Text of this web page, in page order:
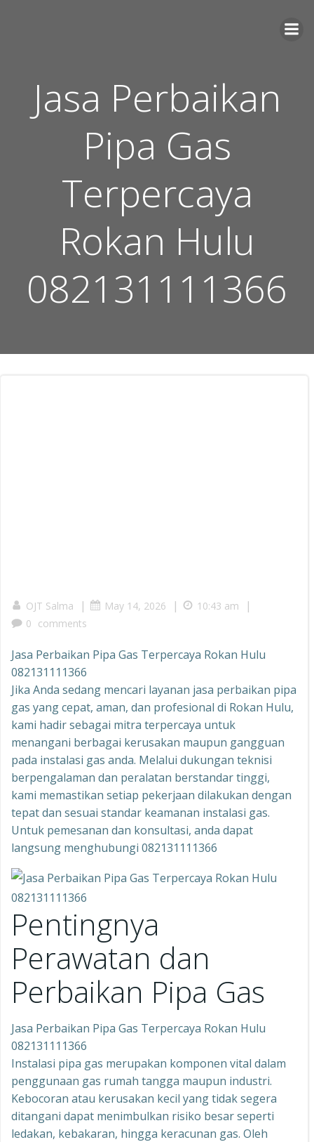
Jasa Perbaikan
Pipa Gas
Terpercaya
Rokan Hulu
082131111366
OJT Salma | May 14, 2026 | 10:43 am |
0 comments
Jasa Perbaikan Pipa Gas Terpercaya Rokan Hulu
082131111366
Jika Anda sedang mencari layanan jasa perbaikan pipa
gas yang cepat, aman, dan profesional di Rokan Hulu,
kami hadir sebagai mitra terpercaya untuk
menangani berbagai kerusakan maupun gangguan
pada instalasi gas anda. Melalui dukungan teknisi
berpengalaman dan peralatan berstandar tinggi,
kami memastikan setiap pekerjaan dilakukan dengan
tepat dan sesuai standar keamanan instalasi gas.
Untuk pemesanan dan konsultasi, anda dapat
langsung menghubungi 082131111366
Pentingnya
Perawatan dan
Perbaikan Pipa Gas
Jasa Perbaikan Pipa Gas Terpercaya Rokan Hulu
082131111366
Instalasi pipa gas merupakan komponen vital dalam
penggunaan gas rumah tangga maupun industri.
Kebocoran atau kerusakan kecil yang tidak segera
ditangani dapat menimbulkan risiko besar seperti
ledakan, kebakaran, hingga keracunan gas. Oleh